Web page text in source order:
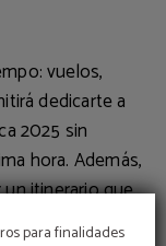
para finalidades
vuelos,
dedicarte a
2025 sin
hora. Además,
itinerario que